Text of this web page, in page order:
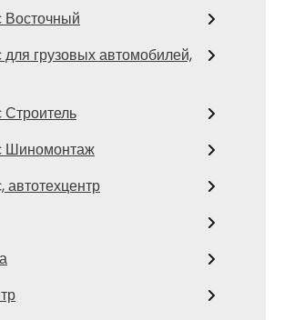
Восточный
грузовых автомобилей,
Шиномонтаж
автотехцентр